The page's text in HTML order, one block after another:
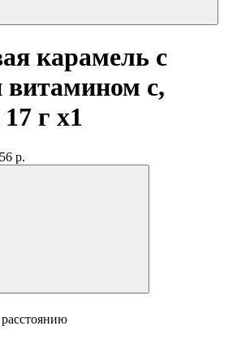
карамель с
с,
г x1
р.